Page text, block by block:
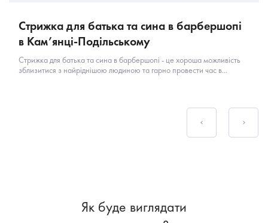
Стрижка для батька та сина в барбершопі
в Кам’янці-Подільському
Стрижка для батька та сина в барбершопі - це хороша можливість
зблизитися з найріднішою людиною та гарно провести час в...
Як буде виглядати